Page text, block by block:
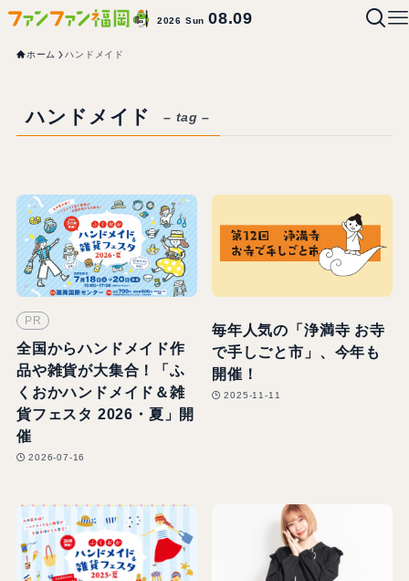
2026 Sun08.09
ホーム ハンドメイド
ハンドメイド – tag –
PR
全国からハンドメイド作
品や雑貨が大集合！「ふ
くおかハンドメイド＆雑
貨フェスタ 2026・夏」開
催
2026-07-16
毎年人気の「浄満寺 お寺
で手しごと市」、今年も
開催！
2025-11-11